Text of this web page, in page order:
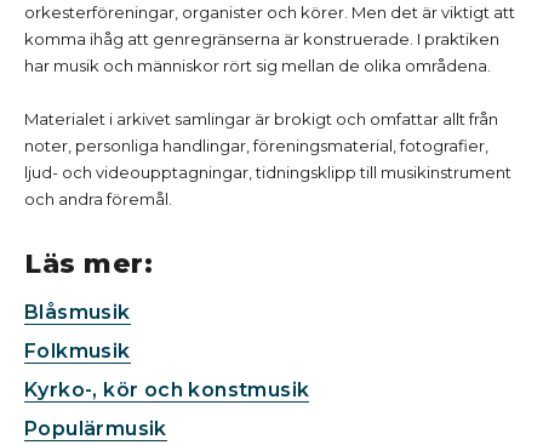
orkesterföreningar, organister och körer. Men det är viktigt att
komma ihåg att genregränserna är konstruerade. I praktiken
har musik och människor rört sig mellan de olika områdena.
Materialet i arkivet samlingar är brokigt och omfattar allt från
noter, personliga handlingar, föreningsmaterial, fotografier,
ljud- och videoupptagningar, tidningsklipp till musikinstrument
och andra föremål.
Läs mer:
Blåsmusik
Folkmusik
Kyrko-, kör och konstmusik
Populärmusik